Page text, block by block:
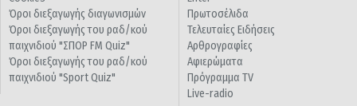
Όροι διεξαγωγής διαγωνισμών
Όροι διεξαγωγής του ραδ/κού
παιχνιδιού "ΣΠΟΡ FM Quiz"
Όροι διεξαγωγής του ραδ/κού
παιχνιδιού "Sport Quiz"
Πρωτοσέλιδα
Τελευταίες Ειδήσεις
Αρθρογραφίες
Αφιερώματα
Πρόγραμμα TV
Live-radio